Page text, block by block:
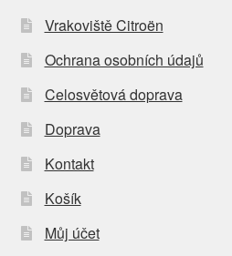
Vrakoviště Citroën
Ochrana osobních údajů
Celosvětová doprava
Doprava
Kontakt
Košík
Můj účet